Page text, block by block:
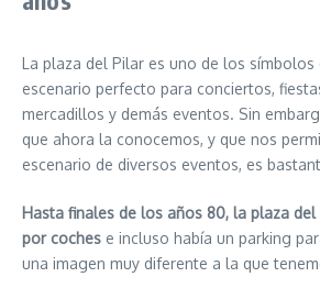
La plaza del Pilar es uno de los símbolos
escenario perfecto para conciertos,
mercadillos y demás eventos. Sin
que ahora la conocemos, y que nos
escenario de diversos eventos, es
Hasta finales de los años 80, la plaza
por coches e incluso había un parking
una imagen muy diferente a la que